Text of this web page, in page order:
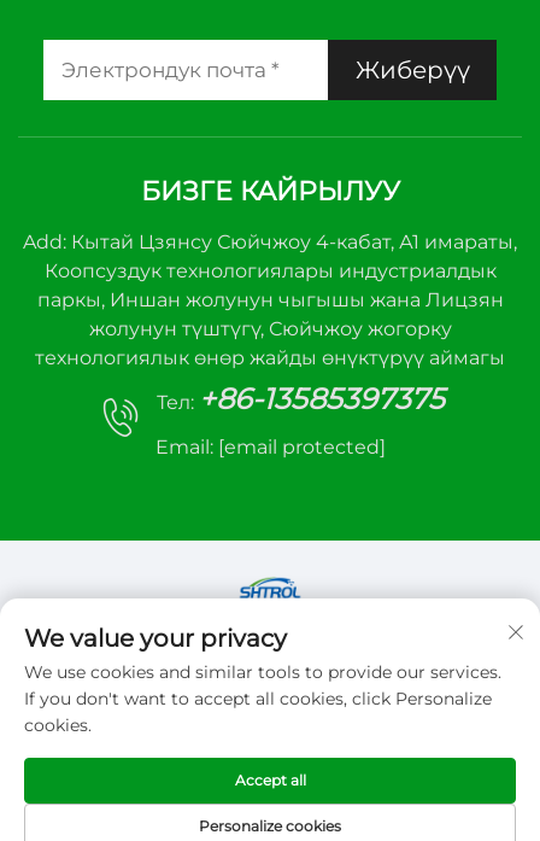
Жиберүү
БИЗГЕ КАЙРЫЛУУ
Add: Кытай Цзянсу Сюйчжоу 4-кабат, А1 имараты,
Коопсуздук технологиялары индустриалдык
паркы, Иншан жолунун чыгышы жана Лицзян
жолунун түштүгү, Сюйчжоу жогорку
технологиялык өнөр жайды өнүктүрүү аймагы
Тел: +86-13585397375
Email: [email protected]
Copyright © 2026 Xuzhou sanhe automatic
control equipment Co.,LTD. Бардык илимдерге
тийеш
We value your privacy
We use cookies and similar tools to provide our services.
If you don't want to accept all cookies, click Personalize
cookies.
Personalize cookies
Accept all